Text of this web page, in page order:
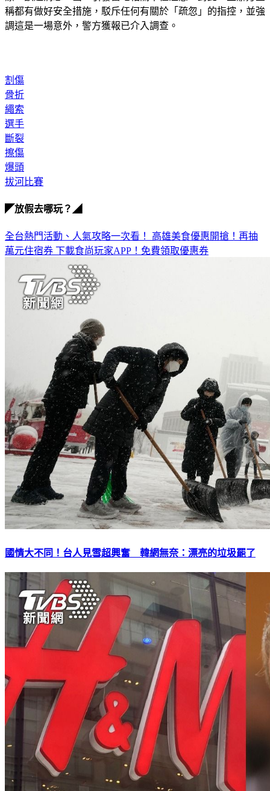
稱都有做好安全措施，駁斥任何有關於「疏忽」的指控，並強
調這是一場意外，警方獲報已介入調查。
割傷
骨折
繩索
選手
斷裂
擦傷
爆頭
拔河比賽
◤放假去哪玩？◢
全台熱門活動、人氣攻略一次看！ 高雄美食優惠開搶！再抽
萬元住宿券 下載食尚玩家APP！免費領取優惠券
國情大不同！台人見雪超興奮 韓網無奈：漂亮的垃圾罷了